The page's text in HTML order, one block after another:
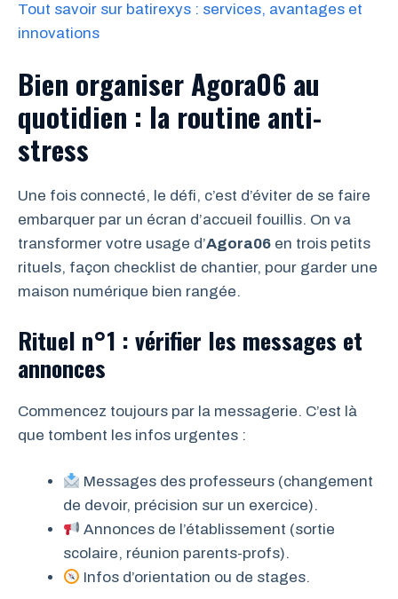
Tout savoir sur batirexys : services, avantages et
innovations
Bien organiser Agora06 au
quotidien : la routine anti-
stress
Une fois connecté, le défi, c’est d’éviter de se faire
embarquer par un écran d’accueil fouillis. On va
transformer votre usage d’Agora06 en trois petits
rituels, façon checklist de chantier, pour garder une
maison numérique bien rangée.
Rituel n°1 : vérifier les messages et
annonces
Commencez toujours par la messagerie. C’est là
que tombent les infos urgentes :
Messages des professeurs (changement
de devoir, précision sur un exercice).
Annonces de l’établissement (sortie
scolaire, réunion parents-profs).
Infos d’orientation ou de stages.